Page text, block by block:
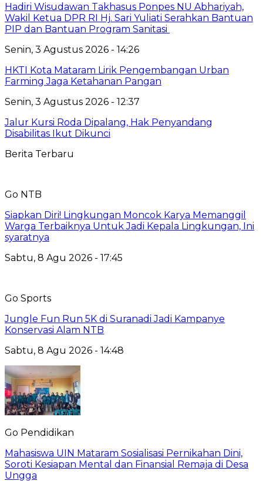
Hadiri Wisudawan Takhasus Ponpes NU Abhariyah,
Wakil Ketua DPR RI Hj. Sari Yuliati Serahkan Bantuan
PIP dan Bantuan Program Sanitasi
Senin, 3 Agustus 2026 - 14:26
HKTI Kota Mataram Lirik Pengembangan Urban
Farming Jaga Ketahanan Pangan
Senin, 3 Agustus 2026 - 12:37
Jalur Kursi Roda Dipalang, Hak Penyandang
Disabilitas Ikut Dikunci
Berita Terbaru
Go NTB
Siapkan Diri! Lingkungan Moncok Karya Memanggil
Warga Terbaiknya Untuk Jadi Kepala Lingkungan, Ini
syaratnya
Sabtu, 8 Agu 2026 - 17:45
Go Sports
Jungle Fun Run 5K di Suranadi Jadi Kampanye
Konservasi Alam NTB
Sabtu, 8 Agu 2026 - 14:48
Go Pendidikan
Mahasiswa UIN Mataram Sosialisasi Pernikahan Dini,
Soroti Kesiapan Mental dan Finansial Remaja di Desa
Ungga